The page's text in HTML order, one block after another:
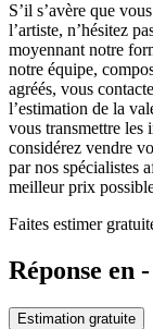
S’il s’avère que
l’artiste, n’hésitez
moyennant notre
notre équipe,
agréés, vous
l’estimation de la
vous transmettre les
considérez vendre
par nos spécialistes
meilleur prix
Faites estimer
Réponse en
Estimation gratuite